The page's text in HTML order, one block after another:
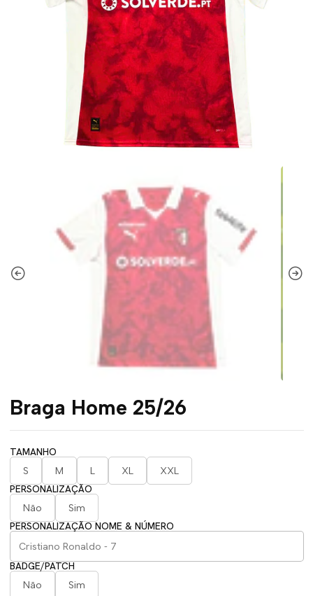
Braga Home 25/26
TAMANHO
S
M L XL
XXL
PERSONALIZAÇÃO
Não
Sim
PERSONALIZAÇÃO NOME & NÚMERO
BADGE/PATCH
Não
Sim